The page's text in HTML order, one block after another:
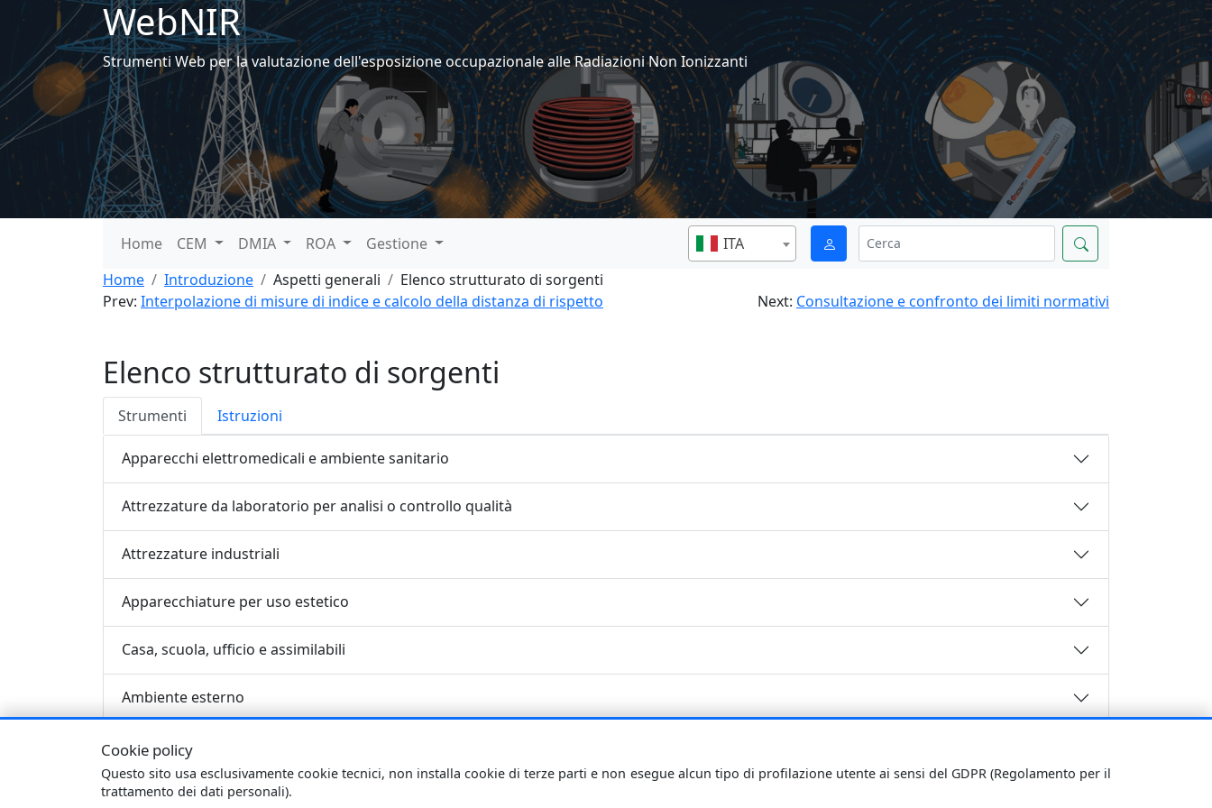
WebNIR
Strumenti Web per la valutazione dell'esposizione occupazionale alle Radiazioni Non Ionizzanti
Home CEM DMIA ROA Gestione
ITA
Home
Introduzione Aspetti generali
Elenco strutturato di sorgenti
Prev: Interpolazione di misure di indice e calcolo della distanza di rispetto Next: Consultazione e confronto dei limiti normativi
Elenco strutturato di sorgenti
Strumenti Istruzioni
Apparecchi elettromedicali e ambiente sanitario
Attrezzature da laboratorio per analisi o controllo qualità
Attrezzature industriali
Apparecchiature per uso estetico
Casa, scuola, ufficio e assimilabili
Ambiente esterno
Altre attrezzature
Keywords : Sorgenti, Campi elettromagnetici
Cookie policy
Questo sito usa esclusivamente cookie tecnici, non installa cookie di terze parti e non esegue alcun tipo di profilazione utente ai sensi del GDPR (Regolamento per il
trattamento dei dati personali).